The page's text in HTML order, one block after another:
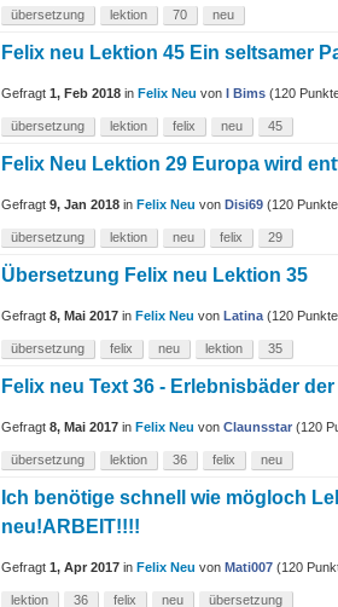
übersetzung lektion 70 neu
Felix neu Lektion 45 Ein seltsamer
Gefragt 1, Feb 2018 in Felix Neu von I Bims (120
übersetzung lektion felix neu 45
Felix Neu Lektion 29 Europa wird
Gefragt 9, Jan 2018 in Felix Neu von Disi69 (120
übersetzung lektion neu felix 29
Übersetzung Felix neu Lektion 35
Gefragt 8, Mai 2017 in Felix Neu von Latina (120
übersetzung felix neu lektion 35
Felix neu Text 36 - Erlebnisbäder
Gefragt 8, Mai 2017 in Felix Neu von Claunsstar (120
übersetzung lektion 36 felix neu
Ich benötige schnell wie mögloch
neu!ARBEIT!!!!
Gefragt 1, Apr 2017 in Felix Neu von Mati007 (120
lektion 36 felix neu übersetzung